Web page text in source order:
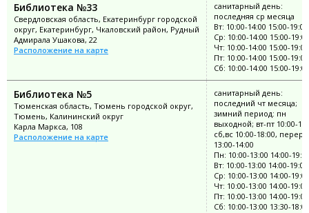
Библиотека №33
Свердловская область, Екатеринбург городской
округ, Екатеринбург, Чкаловский район, Рудный
Адмирала Ушакова, 22
Расположение на карте
санитарный день:
последняя ср месяца
Вт: 10:00-14:00 15:00-19:00
Ср: 10:00-14:00 15:00-19:00
Чт: 10:00-14:00 15:00-19:00
Пт: 10:00-14:00 15:00-19:00
Сб: 10:00-14:00 15:00-19:00
Библиотека №5
Тюменская область, Тюмень городской округ,
Тюмень, Калининский округ
Карла Маркса, 108
Расположение на карте
санитарный день:
последний чт месяца;
зимний период: пн
выходной; вт-пт 10:00-
сб,вс 10:00-18:00,
13:00-14:00
Пн: 10:00-13:00 14:00-
Вт: 10:00-13:00 14:00-19:00
Ср: 10:00-13:00 14:00-19:00
Чт: 10:00-13:00 14:00-19:00
Пт: 10:00-13:00 14:00-19:00
Сб: 10:00-13:00 13:30-18:00